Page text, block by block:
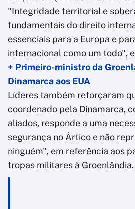
"Integridade territorial e
fundamentais do direito
essenciais para a Europa e
internacional como um todo",
+ Primeiro-ministro da
Dinamarca aos EUA
Líderes também reforçaram
coordenado pela Dinamarca,
aliados, responde a uma
segurança no Ártico e não
ninguém", em referência aos
tropas militares à Groenlândia.